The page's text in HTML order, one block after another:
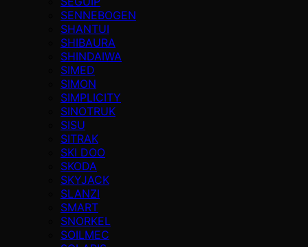
SENNEBOGEN
SHANTUI
SHIBAURA
SHINDAIWA
SIMED
SIMON
SIMPLICITY
SINOTRUK
SISU
SITRAK
SKI DOO
SKODA
SKYJACK
SLANZI
SMART
SNORKEL
SOILMEC